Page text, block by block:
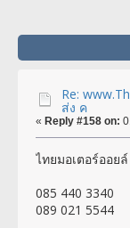
Re:
ส่ง ค
« Reply #158 on:
ไทยมอเตอร์ออยล์
085 440 3340
089 021 5544